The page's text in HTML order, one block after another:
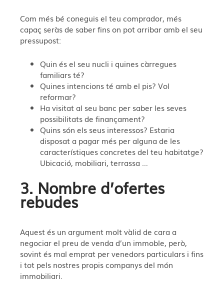
Com més bé coneguis el teu comprador, més
capaç seràs de saber fins on pot arribar amb el seu
pressupost:
Quin és el seu nucli i quines càrregues
familiars té?
Quines intencions té amb el pis? Vol
reformar?
Ha visitat al seu banc per saber les seves
possibilitats de finançament?
Quins són els seus interessos? Estaria
disposat a pagar més per alguna de les
característiques concretes del teu habitatge?
Ubicació, mobiliari, terrassa …
3. Nombre d’ofertes
rebudes
Aquest és un argument molt vàlid de cara a
negociar el preu de venda d’un immoble, però,
sovint és mal emprat per venedors particulars i fins
i tot pels nostres propis companys del món
immobiliari.